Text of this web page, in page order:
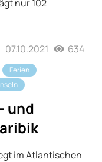
nur 102
07.10.2021 634
Ferien
und
im Atlantischen